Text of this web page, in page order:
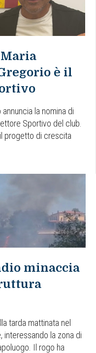
è il
la nomina di
Sportivo del club.
progetto di crescita
minaccia
tarda mattinata nel
interessando la zona di
Il rogo ha